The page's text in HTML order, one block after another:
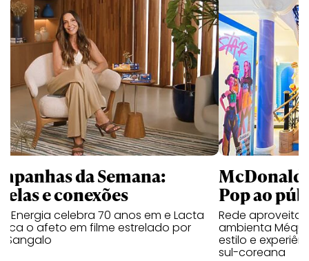
da Semana:
e conexões
Energia celebra 70 anos em e Lacta
o afeto em filme estrelado por
Sangalo
Pop ao
Rede aproveita
ambienta Méqui
estilo e
sul-coreana